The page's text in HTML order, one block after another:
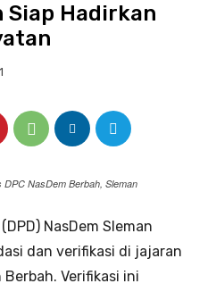
Siap Hadirkan
NasDem Berbah, Sleman
NasDem Sleman
dan verifikasi di jajaran
Verifikasi ini